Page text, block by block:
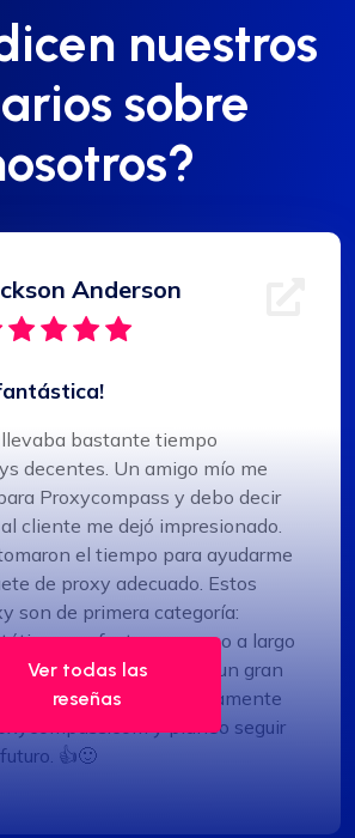
nuestros
sobre
Anderson
bastante tiempo
decentes. Un amigo mío me
Proxycompass y debo decir
cliente me dejó impresionado.
el tiempo para ayudarme
de proxy adecuado. Estos
son de primera categoría:
perfectos para uso a largo
un mes y obtuve un gran
los extendí. Definitivamente
y planeo seguir
👍🙂
Ver todas las
reseñas